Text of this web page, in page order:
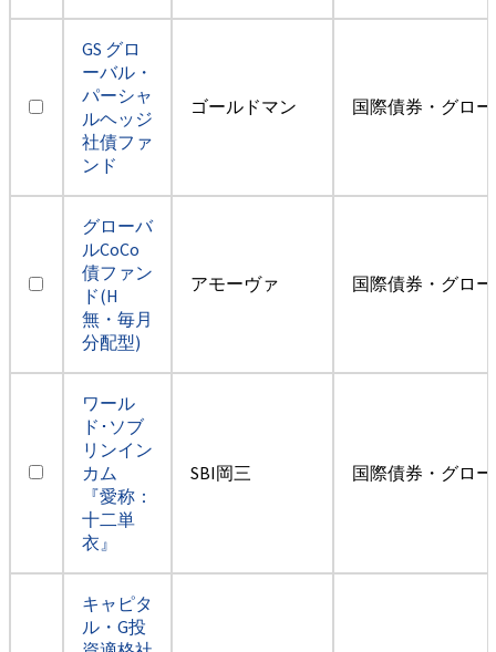
GS グロ
ーバル・
パーシャ
ルヘッジ
社債ファ
ンド
ゴールドマン 国際債券・グロ
グローバ
ルCoCo
債ファン
ド(H
無・毎月
分配型)
アモーヴァ 国際債券・グロ
ワール
ド･ソブ
リンイン
カム
『愛称：
十二単
衣』
SBI岡三 国際債券・グロ
キャピタ
ル・G投